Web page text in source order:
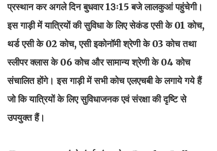
प्रस्थान कर अगले दिन बुधवार 13ः15 बजे लालकुआं पहुंचेगी।
इस गाड़ी में यात्रियों की सुविधा के लिए सेकंड एसी के 01 कोच,
थर्ड एसी के 02 कोच, एसी इकोनॉमी श्रेणी के 03 कोच तथा
स्लीपर क्लास के 06 कोच और सामान्य श्रेणी के 04 कोच
संचालित होंगे। इस गाड़ी में सभी कोच एलएचबी के लगाये गये हैं
जो कि यात्रियों के लिए सुविधाजनक एवं संरक्षा की दृष्टि से
उपयुक्त हैं।